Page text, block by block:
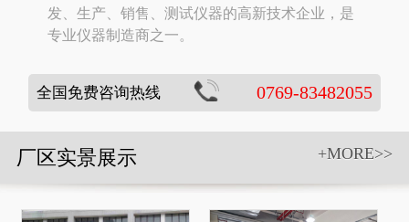
发、生产、销售、测试仪器的高新技术企业，是
专业仪器制造商之一。
全国免费咨询热线 0769-83482055
+MORE>>
厂区实景展示